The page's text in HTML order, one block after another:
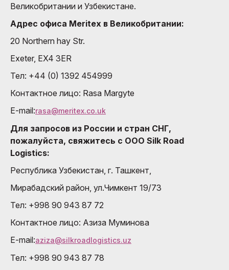
Великобритании и Узбекистане.
Адрес офиса Meritex в Великобритании:
20 Northern hay Str.
Exeter, EX4 3ER
Тел: +44 (0) 1392 454999
Контактное лицо: Rasa Margyte
E-mail:rasa@meritex.co.uk
Для запросов из России и стран СНГ,
пожалуйста, свяжитесь с OOO Silk Road
Logistics:
Республика Узбекистан, г. Ташкент,
Мирабадский район, ул.Чимкент 19/73
Тел: +998 90 943 87 72
Контактное лицо: Азиза Муминовa
E-mail:aziza@silkroadlogistics.uz
Тел: +998 90 943 87 78